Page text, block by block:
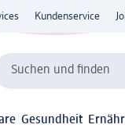
Kundenservice
Suchen und finden
Gesundheit